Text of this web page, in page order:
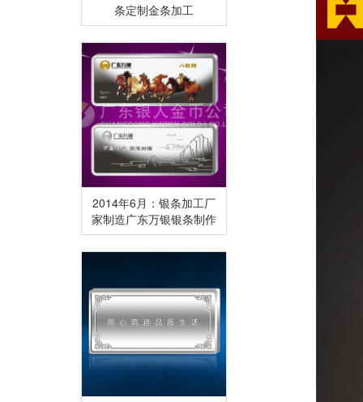
条定制金条加工
2014年6月：银条加工厂
家制造广东万银银条制作